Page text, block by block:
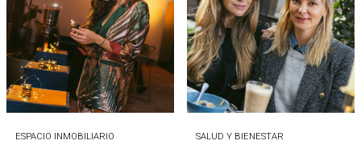
ESPACIO INMOBILIARIO SALUD Y BIENESTAR